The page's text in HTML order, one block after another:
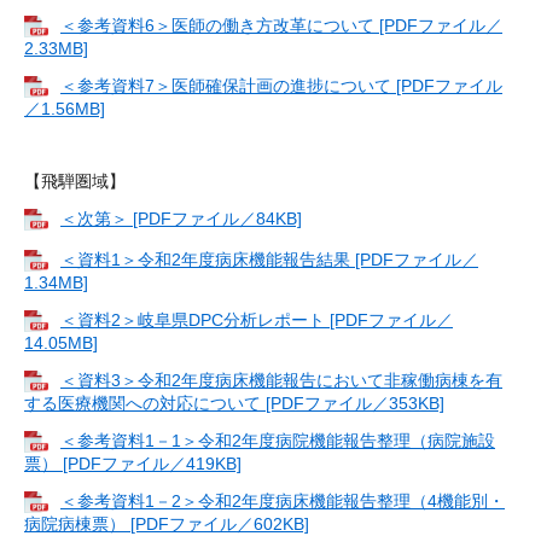
＜参考資料6＞医師の働き方改革について [PDFファイル／
2.33MB]
＜参考資料7＞医師確保計画の進捗について [PDFファイル
／1.56MB]
【飛騨圏域】
＜次第＞ [PDFファイル／84KB]
＜資料1＞令和2年度病床機能報告結果 [PDFファイル／
1.34MB]
＜資料2＞岐阜県DPC分析レポート [PDFファイル／
14.05MB]
＜資料3＞令和2年度病床機能報告において非稼働病棟を有
する医療機関への対応について [PDFファイル／353KB]
＜参考資料1－1＞令和2年度病院機能報告整理（病院施設
票） [PDFファイル／419KB]
＜参考資料1－2＞令和2年度病床機能報告整理（4機能別・
病院病棟票） [PDFファイル／602KB]